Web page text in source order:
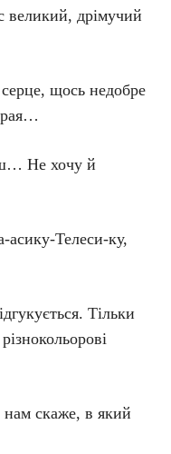
великий, дрімучий
щось недобре
Не хочу й
асику-Телеси-ку,
Тільки
скаже, в який